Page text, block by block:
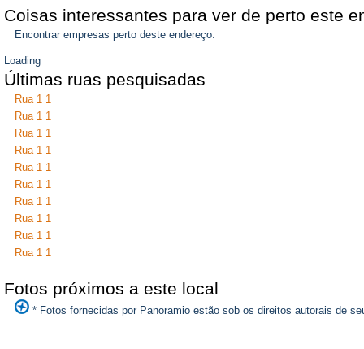
Coisas interessantes para ver de perto este
Encontrar empresas perto deste endereço:
Loading
Últimas ruas pesquisadas
Rua 1 1
Rua 1 1
Rua 1 1
Rua 1 1
Rua 1 1
Rua 1 1
Rua 1 1
Rua 1 1
Rua 1 1
Rua 1 1
Fotos próximos a este local
* Fotos fornecidas por Panoramio estão sob os direitos autorais de